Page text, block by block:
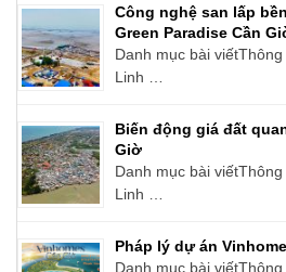
Công nghệ san lấp
Green Paradise Cần
Danh mục bài
Linh …
Biến động giá đất
Giờ
Danh mục bài
Linh …
Pháp lý dự án
Danh mục bài